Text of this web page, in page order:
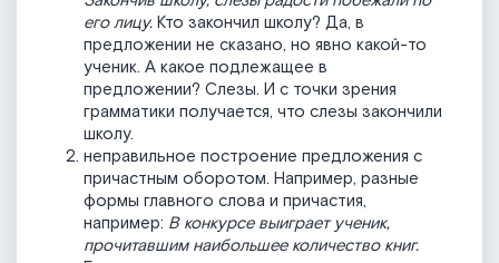
его лицу. Кто закончил школу? Да, в
предложении не сказано, но явно какой-то
ученик. А какое подлежащее в
предложении? Слезы. И с точки зрения
грамматики получается, что слезы закончили
школу.
неправильное построение предложения с
причастным оборотом. Например, разные
формы главного слова и причастия,
например: В конкурсе выиграет ученик,
прочитавшим наибольшее количество книг.